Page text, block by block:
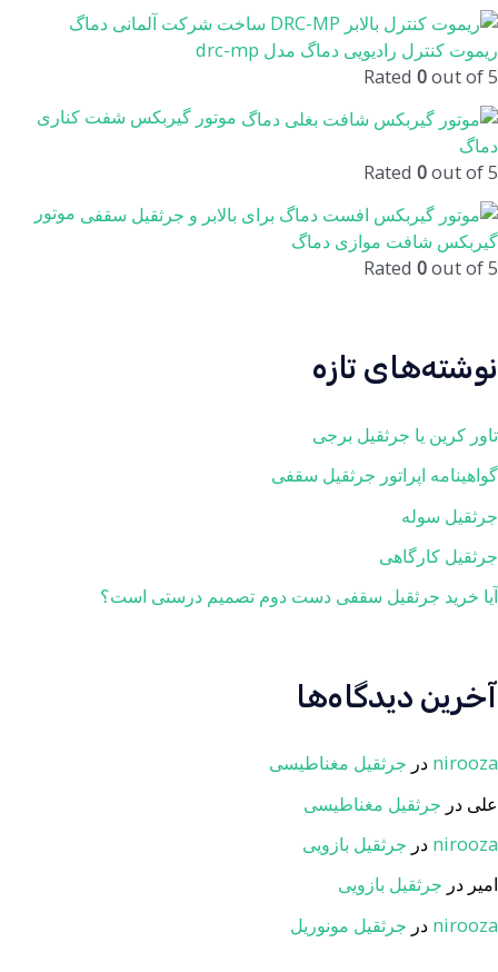
ریموت کنترل رادیویی دماگ مدل drc-mp
Rated 0out of 5
موتور گیربکس شفت کناری
دماگ
Rated 0out of 5
موتور
گیربکس شافت موازی دماگ
Rated 0out of 5
نوشته‌های تازه
تاور کرین یا جرثقیل برجی
گواهینامه اپراتور جرثقیل سقفی
جرثقیل سوله
جرثقیل کارگاهی
آیا خرید جرثقیل سقفی دست دوم تصمیم درستی است؟
آخرین دیدگاه‌ها
nirooza در جرثقیل مغناطیسی
علی در جرثقیل مغناطیسی
nirooza در جرثقیل بازویی
امیر در جرثقیل بازویی
nirooza در جرثقیل مونوریل